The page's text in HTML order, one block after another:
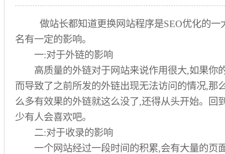
做站长都知道更换网站程序是SEO优化的一
名有一定的影响。
一:对于外链的影响
高质量的外链对于网站来说作用很大,如果你
而导致了之前所发的外链出现无法访问的情况,那
么多有效果的外链就这么没了,还得从头开始。回
少有人会喜欢吧。
二:对于收录的影响
一个网站经过一段时间的积累,会有大量的页